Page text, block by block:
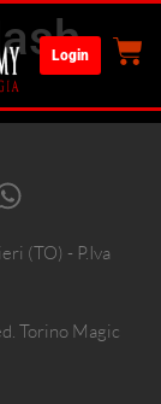
Login
(TO) - P.Iva
Torino Magic